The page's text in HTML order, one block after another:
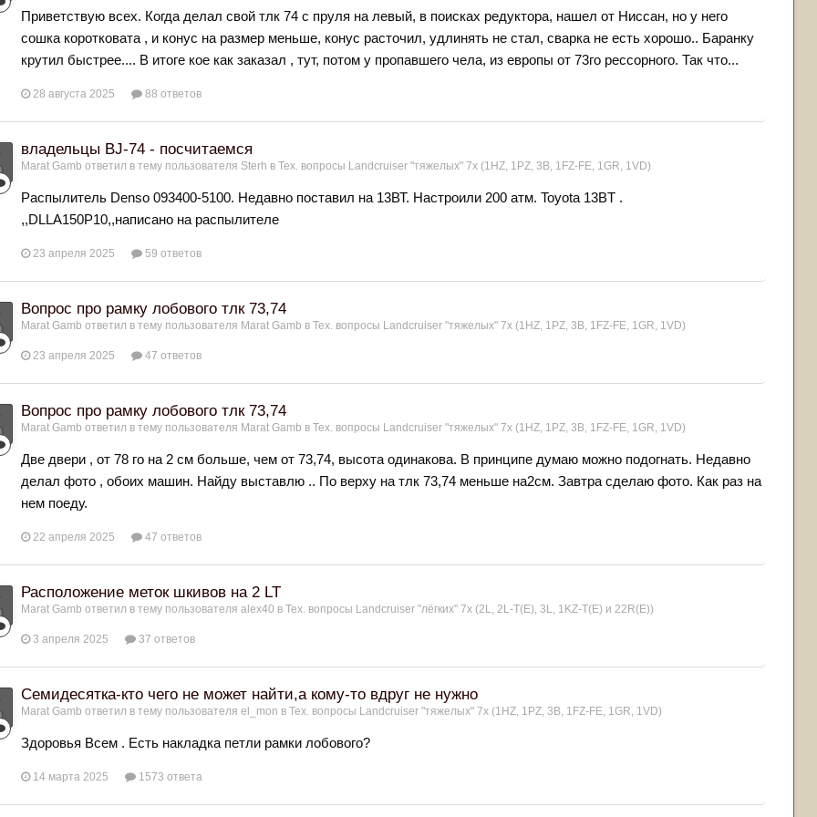
Приветствую всех. Когда делал свой тлк 74 с пруля на левый, в поисках редуктора, нашел от Ниссан, но у него
сошка коротковата , и конус на размер меньше, конус расточил, удлинять не стал, сварка не есть хорошо.. Баранку
крутил быстрее.... В итоге кое как заказал , тут, потом у пропавшего чела, из европы от 73го рессорного. Так что...
28 августа 2025 88 ответов
владельцы BJ-74 - посчитаемся
Marat Gamb ответил в тему пользователя Sterh в Тех. вопросы Landcruiser "тяжелых" 7x (1HZ, 1PZ, 3B, 1FZ-FE, 1GR, 1VD)
Распылитель Denso 093400-5100. Недавно поставил на 13ВТ. Настроили 200 атм. Toyota 13BT .
,,DLLA150P10,,написано на распылителе
23 апреля 2025 59 ответов
Вопрос про рамку лобового тлк 73,74
Marat Gamb ответил в тему пользователя Marat Gamb в Тех. вопросы Landcruiser "тяжелых" 7x (1HZ, 1PZ, 3B, 1FZ-FE, 1GR, 1VD)
23 апреля 2025 47 ответов
Вопрос про рамку лобового тлк 73,74
Marat Gamb ответил в тему пользователя Marat Gamb в Тех. вопросы Landcruiser "тяжелых" 7x (1HZ, 1PZ, 3B, 1FZ-FE, 1GR, 1VD)
Две двери , от 78 го на 2 см больше, чем от 73,74, высота одинакова. В принципе думаю можно подогнать. Недавно
делал фото , обоих машин. Найду выставлю .. По верху на тлк 73,74 меньше на2см. Завтра сделаю фото. Как раз на
нем поеду.
22 апреля 2025 47 ответов
Расположение меток шкивов на 2 LT
Marat Gamb ответил в тему пользователя alex40 в Тех. вопросы Landcruiser "лёгких" 7x (2L, 2L-T(Е), 3L, 1KZ-T(E) и 22R(Е))
3 апреля 2025 37 ответов
Семидесятка-кто чего не может найти,а кому-то вдруг не нужно
Marat Gamb ответил в тему пользователя el_mon в Тех. вопросы Landcruiser "тяжелых" 7x (1HZ, 1PZ, 3B, 1FZ-FE, 1GR, 1VD)
Здоровья Всем . Есть накладка петли рамки лобового?
14 марта 2025 1573 ответа